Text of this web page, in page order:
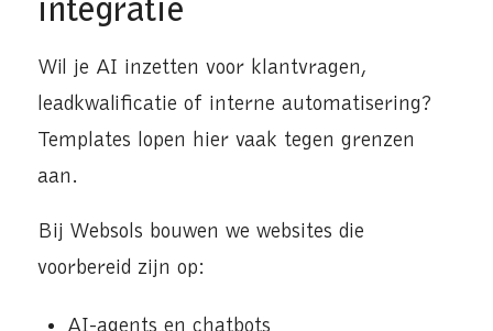
integratie
Wil je AI inzetten voor klantvragen,
leadkwalificatie of interne automatisering?
Templates lopen hier vaak tegen grenzen
aan.
Bij Websols bouwen we websites die
voorbereid zijn op:
AI-agents en chatbots